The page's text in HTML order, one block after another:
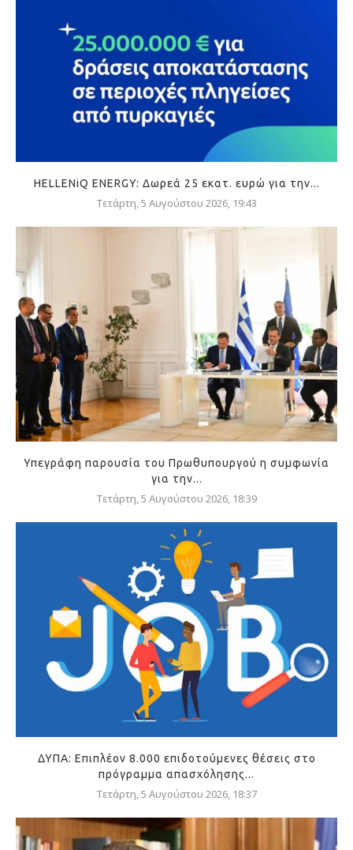
HELLENiQ ENERGY: Δωρεά 25 εκατ. ευρώ για την...
Τετάρτη, 5 Αυγούστου 2026, 19:43
Υπεγράφη παρουσία του Πρωθυπουργού η συμφωνία
για την...
Τετάρτη, 5 Αυγούστου 2026, 18:39
ΔΥΠΑ: Επιπλέον 8.000 επιδοτούμενες θέσεις στο
πρόγραμμα απασχόλησης...
Τετάρτη, 5 Αυγούστου 2026, 18:37